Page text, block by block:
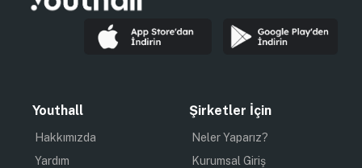
Youthall
Hakkımızda
Yardım
Şirketler İçin
Neler Yaparız?
Kurumsal Giriş